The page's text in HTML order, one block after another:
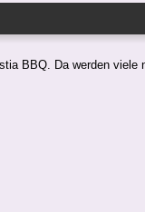
BBQ. Da werden viele